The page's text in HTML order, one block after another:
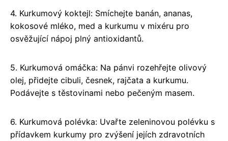
4. Kurkumový koktejl: Smíchejte banán, ananas,
kokosové mléko, med a kurkumu v mixéru pro
osvěžující nápoj plný antioxidantů.
5. Kurkumová omáčka: Na pánvi rozehřejte olivový
olej, přidejte cibuli, česnek, rajčata a kurkumu.
Podávejte s těstovinami nebo pečeným masem.
6. Kurkumová polévka: Uvařte zeleninovou polévku s
přídavkem kurkumy pro zvýšení jejích zdravotních